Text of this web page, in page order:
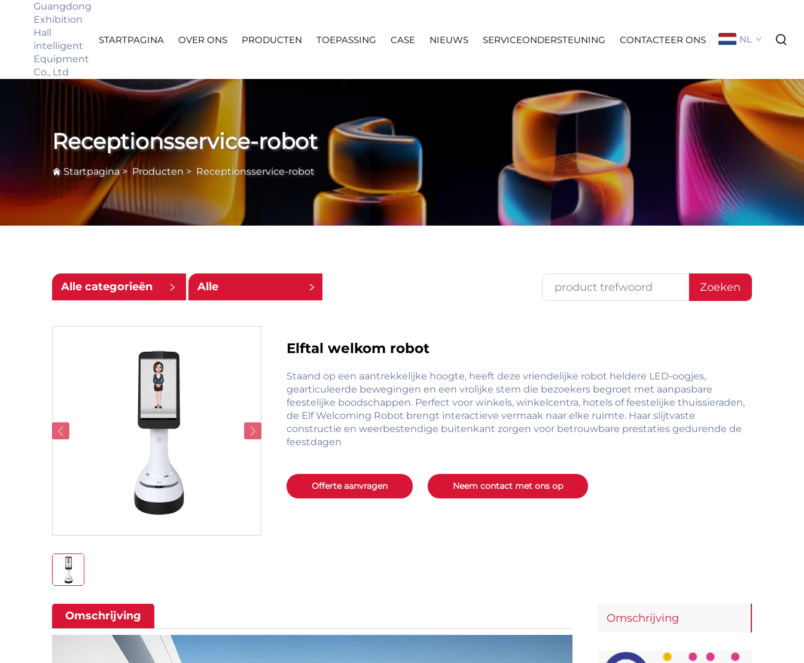
Guangdong
Exhibition
Hall
intelligent
Equipment
Co., Ltd
STARTPAGINA OVER ONS PRODUCTEN TOEPASSING CASE NIEUWS SERVICEONDERSTEUNING CONTACTEER ONS NL
Receptionsservice-robot
Startpagina> Producten > Receptionsservice-robot
Alle categorieën Alle Zoeken
Elftal welkom robot
Staand op een aantrekkelijke hoogte, heeft deze vriendelijke robot heldere LED-oogjes,
gearticuleerde bewegingen en een vrolijke stem die bezoekers begroet met aanpasbare
feestelijke boodschappen. Perfect voor winkels, winkelcentra, hotels of feestelijke thuissieraden,
de Elf Welcoming Robot brengt interactieve vermaak naar elke ruimte. Haar slijtvaste
constructie en weerbestendige buitenkant zorgen voor betrouwbare prestaties gedurende de
feestdagen
Offerte aanvragen Neem contact met ons op
Omschrijving
Omschrijving